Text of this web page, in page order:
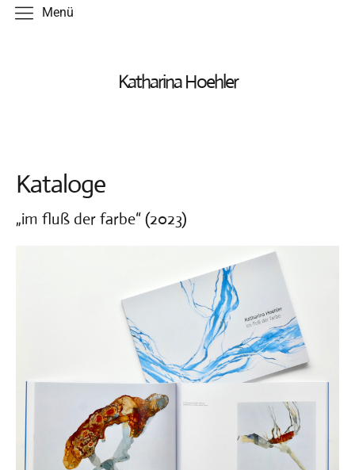
Katharina Hoehler
Menü
Arbeiten
Malerei
Künstlerbuch
Kataloge
Termine
Texte
Vita
Kontakt
Kataloge
„im fluß der farbe“ (2023)